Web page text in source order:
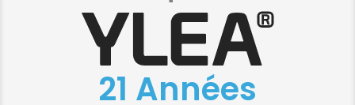
21 Années